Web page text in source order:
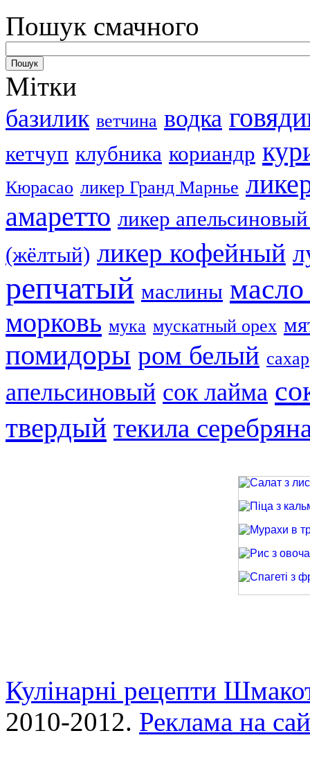
Пошук смачного
Мітки
базилик ветчина водка
кетчуп клубника кориандр
Кюрасао ликер Гранд Марнье
амаретто ликер
(жёлтый) ликер кофейный
репчатый маслины масло
морковь мука мускатный орех
помидоры ром белый сахар
апельсиновый сок лайма
твердый текила
Кулінарні рецепти
2010-2012. Реклама на